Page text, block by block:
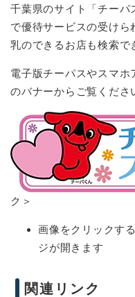
千葉県のサイト「チーパ
で優待サービスの受け
乳のできるお店も検索で
電子版チーパスやスマホ
のバナーからご覧くださ
ク＞
画像をクリックす
ジが開きます
関連リンク